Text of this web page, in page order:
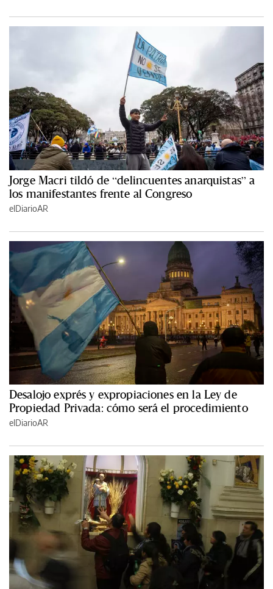
Jorge Macri tildó de “delincuentes anarquistas” a
los manifestantes frente al Congreso
elDiarioAR
Desalojo exprés y expropiaciones en la Ley de
Propiedad Privada: cómo será el procedimiento
elDiarioAR